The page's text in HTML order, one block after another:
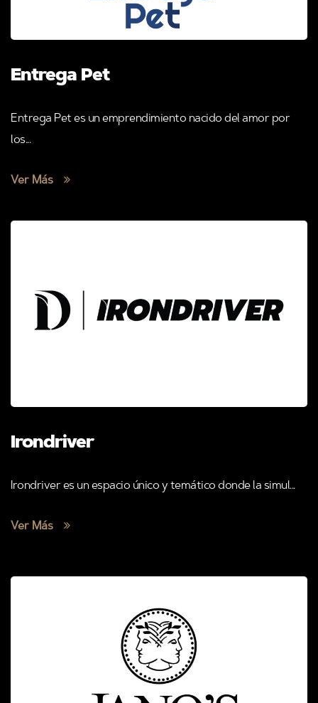
Entrega Pet
Entrega Pet es un emprendimiento nacido del amor por
los...
Ver Más
Irondriver
Irondriver es un espacio único y temático donde la simul...
Ver Más